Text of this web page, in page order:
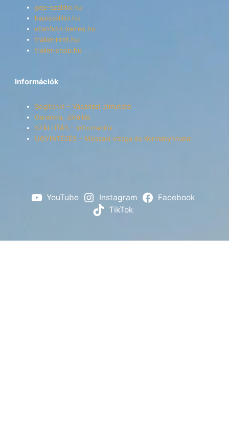
gep-szallito.hu
hajoszallito.hu
utanfuto-berles.hu
trailer-rent.hu
trailer-shop.hu
Információk
Segítünk! – Vásárlási útmutató
Garancia, Jótállás
SZÁLLÍTÁS – Információk
ÜGYINTÉZÉS – Műszaki vizsga és Kormányhivatal
YouTube Instagram
Facebook
TikTok